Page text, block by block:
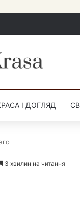
І ДОГЛЯД
3 хвилин на читання